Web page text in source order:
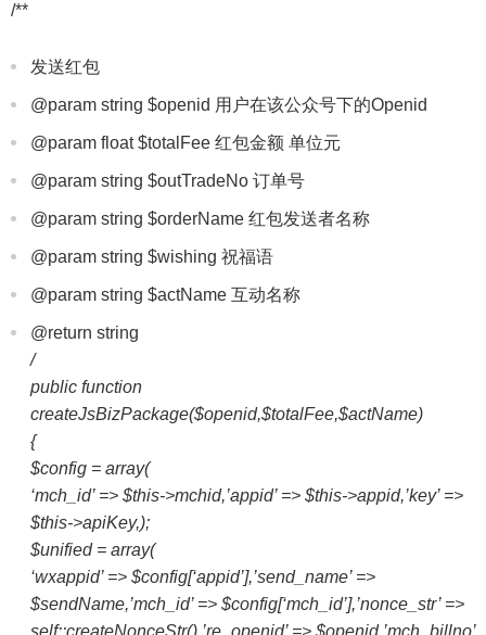
/**
发送红包
@param string $openid 用户在该公众号下的Openid
@param float $totalFee 红包金额 单位元
@param string $outTradeNo 订单号
@param string $orderName 红包发送者名称
@param string $wishing 祝福语
@param string $actName 互动名称
@return string
/
public function
createJsBizPackage($openid,$totalFee,$actName)
{
$config = array(
‘mch_id’ => $this->mchid,’appid’ => $this->appid,’key’ =>
$this->apiKey,);
$unified = array(
‘wxappid’ => $config[‘appid’],’send_name’ =>
$sendName,’mch_id’ => $config[‘mch_id’],’nonce_str’ =>
self::createNonceStr(),’re_openid’ => $openid,’mch_billno’